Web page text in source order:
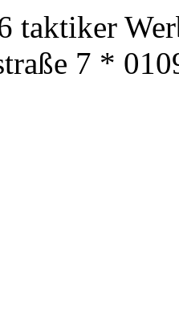
taktiker
7 *